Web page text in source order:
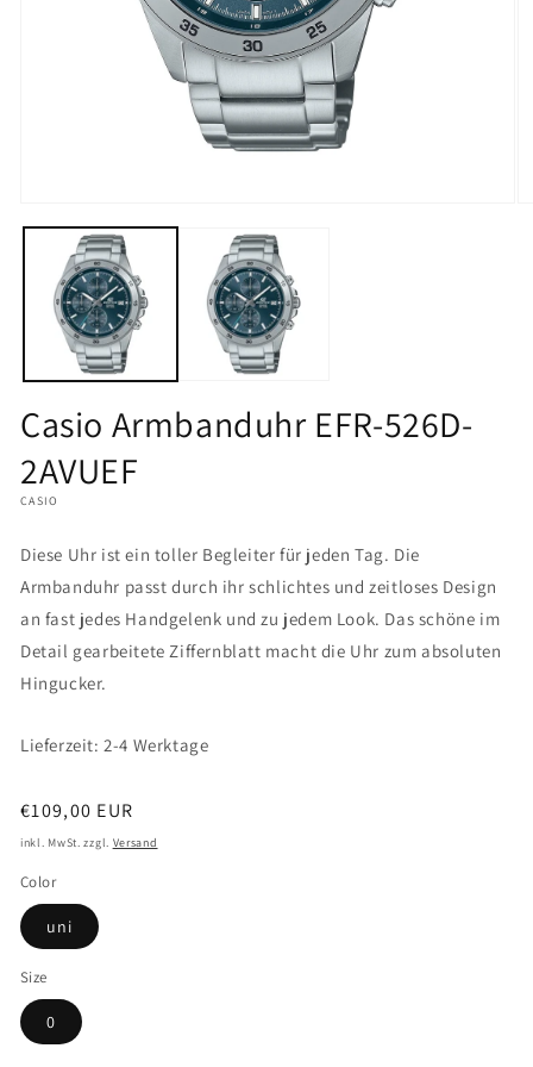
1
öffnen
Casio Armbanduhr EFR-526D-
2AVUEF
CASIO
Diese Uhr ist ein toller Begleiter für jeden Tag. Die
Armbanduhr passt durch ihr schlichtes und zeitloses Design
an fast jedes Handgelenk und zu jedem Look. Das schöne im
Detail gearbeitete Ziffernblatt macht die Uhr zum absoluten
Hingucker.
Lieferzeit: 2-4 Werktage
Normaler
Preis
€109,00 EUR
inkl. MwSt. zzgl. Versand
Color
uni
Size
0